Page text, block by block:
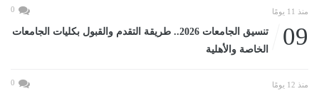
منذ 11 يومًا 0
09
تنسيق الجامعات 2026.. طريقة التقدم والقبول بكليات الجامعات
الخاصة والأهلية
منذ 12 يومًا 0